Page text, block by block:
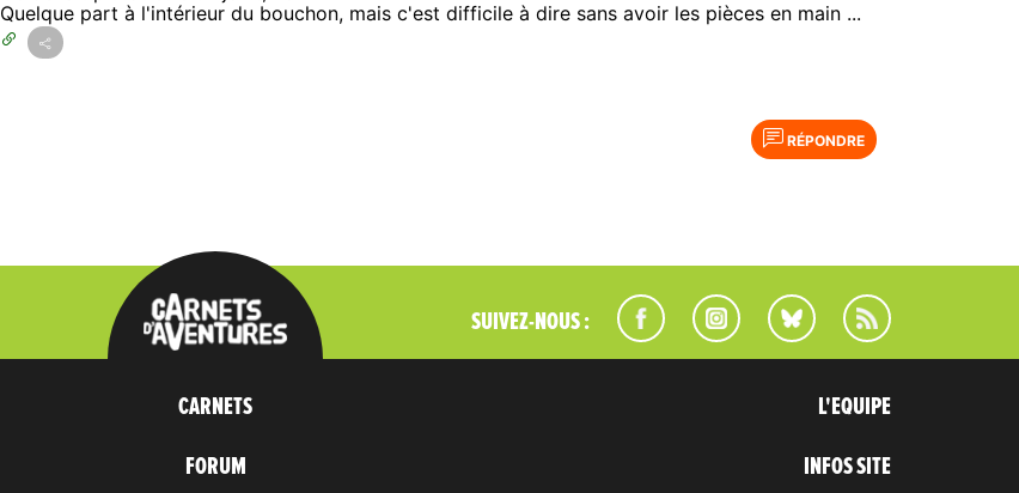
Quelque part à l'intérieur du bouchon, mais c'est difficile à dire sans avoir les pièces en main ...
RÉPONDRE
SUIVEZ-NOUS :
CARNETS
FORUM
L'EQUIPE
INFOS SITE